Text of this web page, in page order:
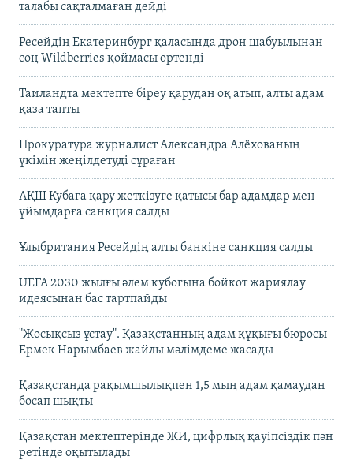
талабы сақталмаған дейді
Ресейдің Екатеринбург қаласында дрон шабуылынан
соң Wildberries қоймасы өртенді
Таиландта мектепте біреу қарудан оқ атып, алты адам
қаза тапты
Прокуратура журналист Александра Алёхованың
үкімін жеңілдетуді сұраған
АҚШ Кубаға қару жеткізуге қатысы бар адамдар мен
ұйымдарға санкция салды
Ұлыбритания Ресейдің алты банкіне санкция салды
UEFA 2030 жылғы әлем кубогына бойкот жариялау
идеясынан бас тартпайды
"Жосықсыз ұстау". Қазақстанның адам құқығы бюросы
Ермек Нарымбаев жайлы мәлімдеме жасады
Қазақстанда рақымшылықпен 1,5 мың адам қамаудан
босап шықты
Қазақстан мектептерінде ЖИ, цифрлық қауіпсіздік пән
ретінде оқытылады